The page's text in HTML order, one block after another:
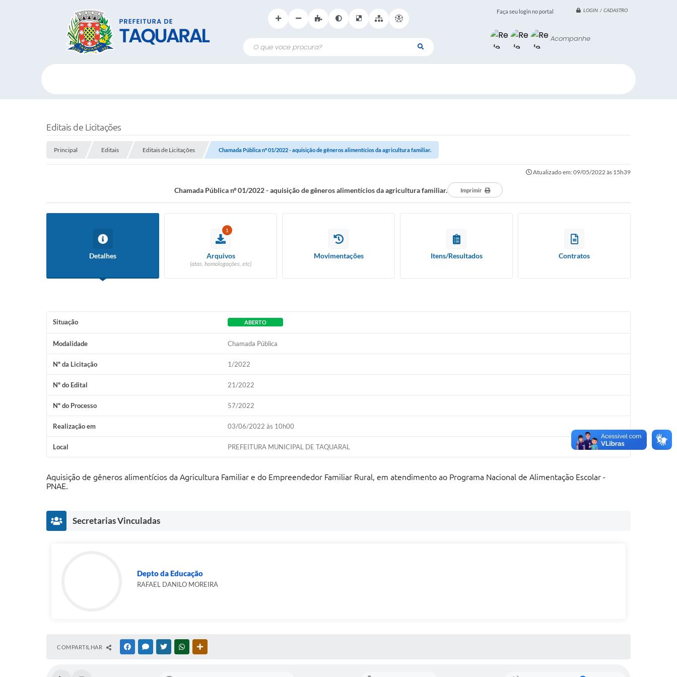
Faça seu login no portal LOGIN / CADASTRO
O que voce procura?
Acompanhe
Editais de Licitações
Principal Editais Editais de Licitações Chamada Pública nº 01/2022 - aquisição de gêneros alimentícios da agricultura familiar.
Atualizado em: 09/05/2022 às 15h39
Chamada Pública nº 01/2022 - aquisição de gêneros alimentícios da agricultura familiar. Imprimir
Detalhes
1
Arquivos
(atas, homologações, etc)
Movimentações Itens/Resultados Contratos
Situação ABERTO
Modalidade Chamada Pública
Nº da Licitação 1/2022
Nº do Edital 21/2022
Nº do Processo 57/2022
Realização em 03/06/2022 às 10h00
Local PREFEITURA MUNICIPAL DE TAQUARAL
Aquisição de gêneros alimentícios da Agricultura Familiar e do Empreendedor Familiar Rural, em atendimento ao Programa Nacional de Alimentação Escolar -
PNAE.
Secretarias Vinculadas
Depto da Educação
RAFAEL DANILO MOREIRA
COMPARTILHAR FACEBOOKMESSENGER
TWITTERWHATSAPP